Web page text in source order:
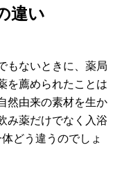
違い
もないときに、薬局
を薦められたことは
然由来の素材を生か
み薬だけでなく入浴
どう違うのでしょ